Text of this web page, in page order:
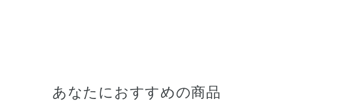
あなたにおすすめの商品